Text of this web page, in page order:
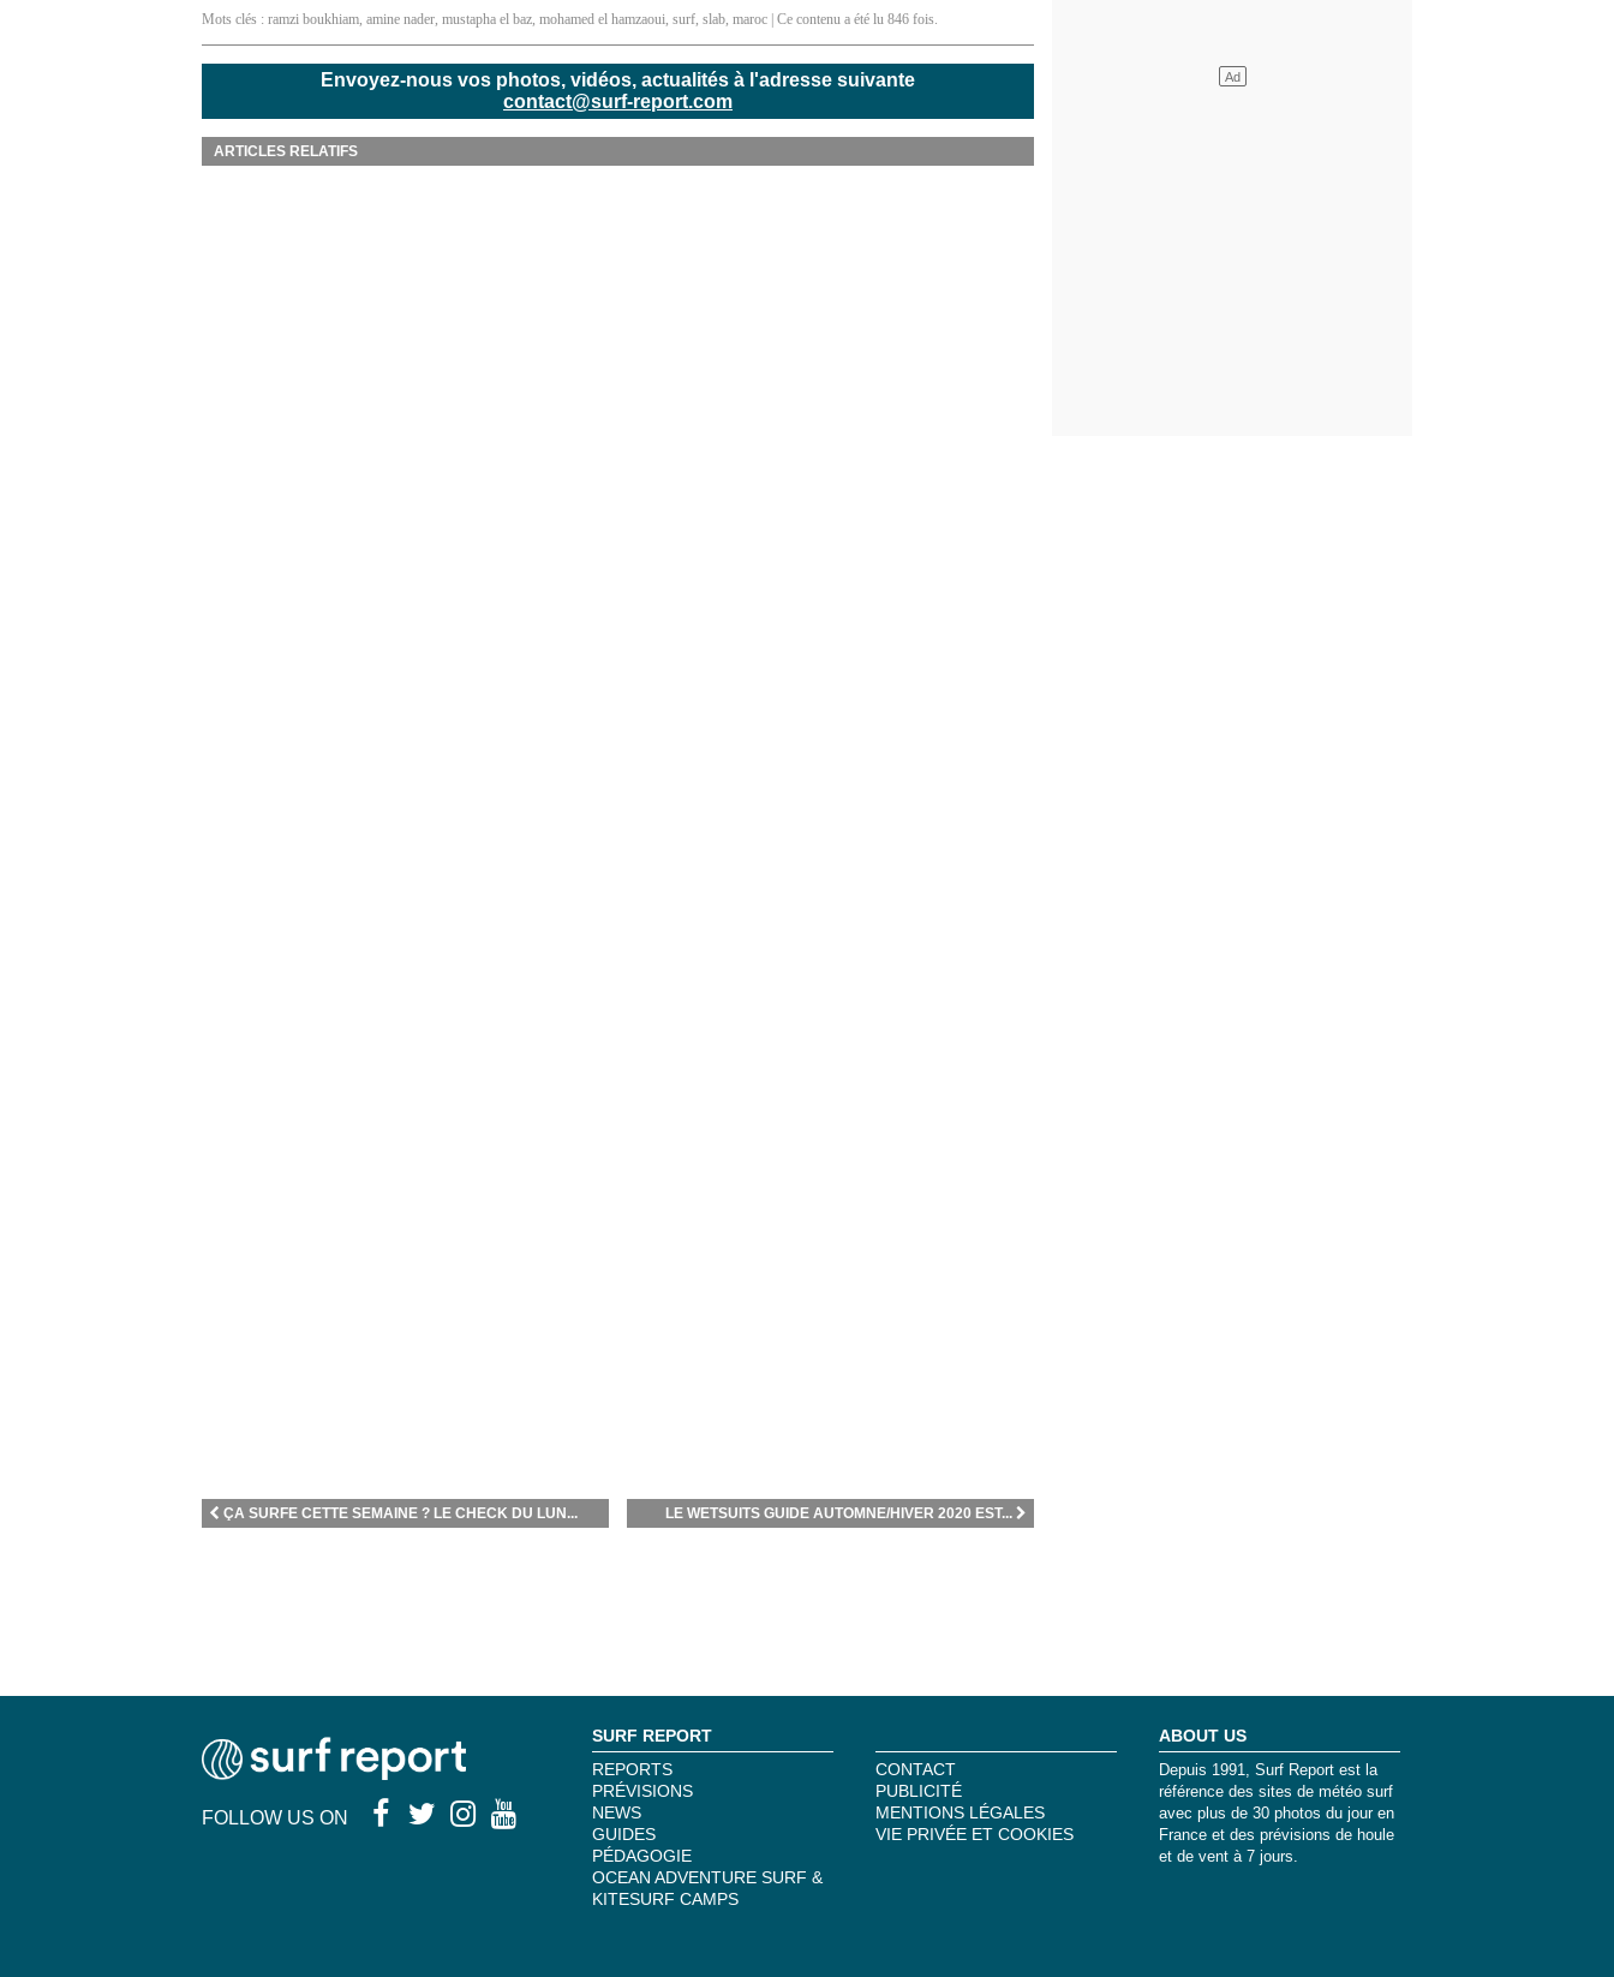
Mots clés : ramzi boukhiam amine nader mustapha el baz mohamed el hamzaoui surf slab maroc | Ce contenu a été lu 846 fois.
Envoyez-nous vos photos, vidéos, actualités à l'adresse suivante
contact@surf-report.com
ARTICLES RELATIFS
LE WETSUITS GUIDE AUTOMNE/HIVER 2020 EST...
ÇA SURFE CETTE SEMAINE ? LE CHECK DU LUN...
FOLLOW US ON
SURF REPORT
REPORTS
PRÉVISIONS
NEWS
GUIDES
PÉDAGOGIE
OCEAN ADVENTURE SURF &
KITESURF CAMPS
CONTACT
PUBLICITÉ
MENTIONS LÉGALES
VIE PRIVÉE ET COOKIES
ABOUT US
Depuis 1991, Surf Report est la
référence des sites de météo surf
avec plus de 30 photos du jour en
France et des prévisions de houle
et de vent à 7 jours.